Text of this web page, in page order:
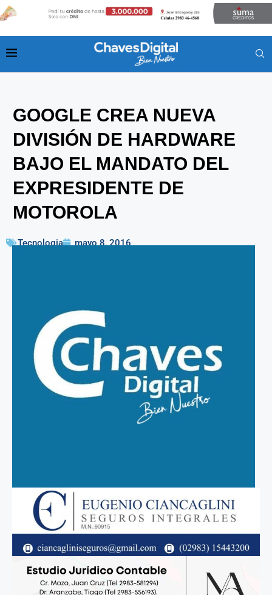
GOOGLE CREA NUEVA
DIVISIÓN DE HARDWARE
BAJO EL MANDATO DEL
EXPRESIDENTE DE
MOTOROLA
Tecnologia mayo 8, 2016